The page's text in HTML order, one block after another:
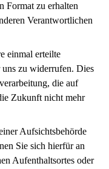
Format zu erhalten
Verantwortlichen
einmal erteilte
zu widerrufen. Dies
die auf
Zukunft nicht mehr
Aufsichtsbehörde
Sie sich hierfür an
Aufenthaltsortes oder